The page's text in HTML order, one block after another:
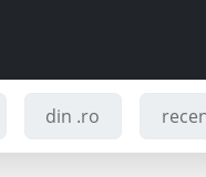
din .ro